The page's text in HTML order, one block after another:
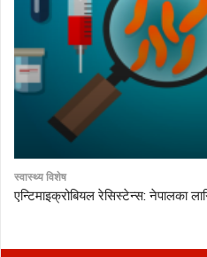
स्वास्थ्य विशेष
एन्टिमाइक्रोबियल रेसिस्टेन्स: नेपालका